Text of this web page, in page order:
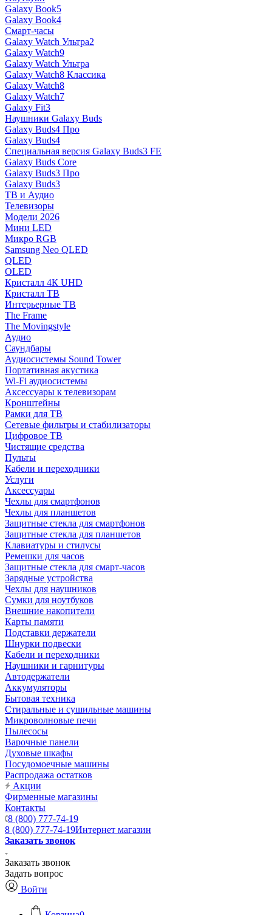
Galaxy Book5
Galaxy Book4
Смарт-часы
Galaxy Watch Ультра2
Galaxy Watch9
Galaxy Watch Ультра
Galaxy Watch8 Классика
Galaxy Watch8
Galaxy Watch7
Galaxy Fit3
Наушники Galaxy Buds
Galaxy Buds4 Про
Galaxy Buds4
Специальная версия Galaxy Buds3 FE
Galaxy Buds Core
Galaxy Buds3 Про
Galaxy Buds3
ТВ и Аудио
Телевизоры
Модели 2026
Мини LED
Микро RGB
Samsung Neo QLED
QLED
OLED
Кристалл 4К UHD
Кристалл ТВ
Интерьерные ТВ
The Frame
The Movingstyle
Аудио
Саундбары
Аудиосистемы Sound Tower
Портативная акустика
Wi-Fi аудиосистемы
Аксессуары к телевизорам
Кронштейны
Рамки для ТВ
Сетевые фильтры и стабилизаторы
Цифровое ТВ
Чистящие средства
Пульты
Кабели и переходники
Услуги
Аксессуары
Чехлы для смартфонов
Чехлы для планшетов
Защитные стекла для смартфонов
Защитные стекла для планшетов
Клавиатуры и стилусы
Ремешки для часов
Защитные стекла для смарт-часов
Зарядные устройства
Чехлы для наушников
Сумки для ноутбуков
Внешние накопители
Карты памяти
Подставки держатели
Шнурки подвески
Кабели и переходники
Наушники и гарнитуры
Автодержатели
Аккумуляторы
Бытовая техника
Стиральные и сушильные машины
Микроволновые печи
Пылесосы
Варочные панели
Духовые шкафы
Посудомоечные машины
Распродажа остатков
Акции
Фирменные магазины
Контакты
8 (800) 777-74-19
8 (800) 777-74-19Интернет магазин
Заказать звонок
Заказать звонок
Задать вопрос
Войти